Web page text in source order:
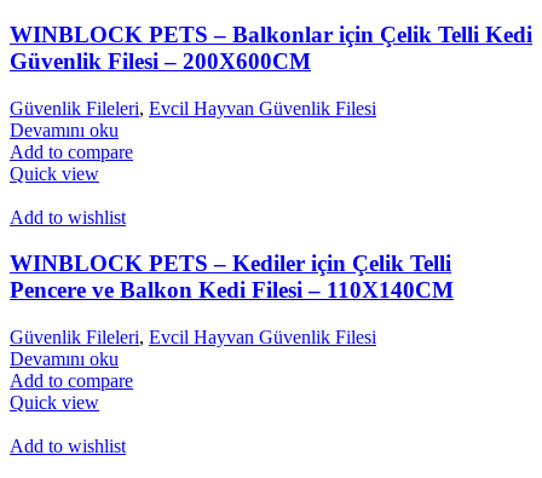
WINBLOCK PETS – Balkonlar için Çelik Telli Kedi
Güvenlik Filesi – 200X600CM
Güvenlik Fileleri, Evcil Hayvan Güvenlik Filesi
Devamını oku
Add to compare
Quick view
Add to wishlist
WINBLOCK PETS – Kediler için Çelik Telli
Pencere ve Balkon Kedi Filesi – 110X140CM
Güvenlik Fileleri, Evcil Hayvan Güvenlik Filesi
Devamını oku
Add to compare
Quick view
Add to wishlist